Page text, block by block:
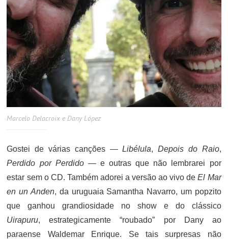
Marcelo Delacroix e Dany López
Gostei de várias canções —Libélula,Depois do Raio,
Perdido por Perdido— e outras que não lembrarei por
estar sem o CD. Também adorei a versão ao vivo deEl Mar
en un Anden, da uruguaia Samantha Navarro, um popzito
que ganhou grandiosidade no show e do clássico
Uirapuru, estrategicamente “roubado” por Dany ao
paraense Waldemar Enrique. Se tais surpresas não